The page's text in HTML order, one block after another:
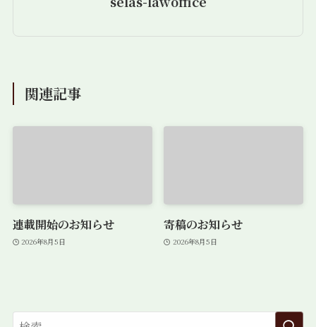
関連記事
連載開始のお知らせ
2026年8月5日
寄稿のお知らせ
2026年8月5日